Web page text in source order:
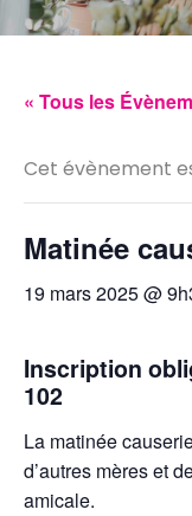
« Tous les
Cet évènement
Matinée
19 mars 2025 @
Inscription
102
La matinée
d’autres mères et
amicale.